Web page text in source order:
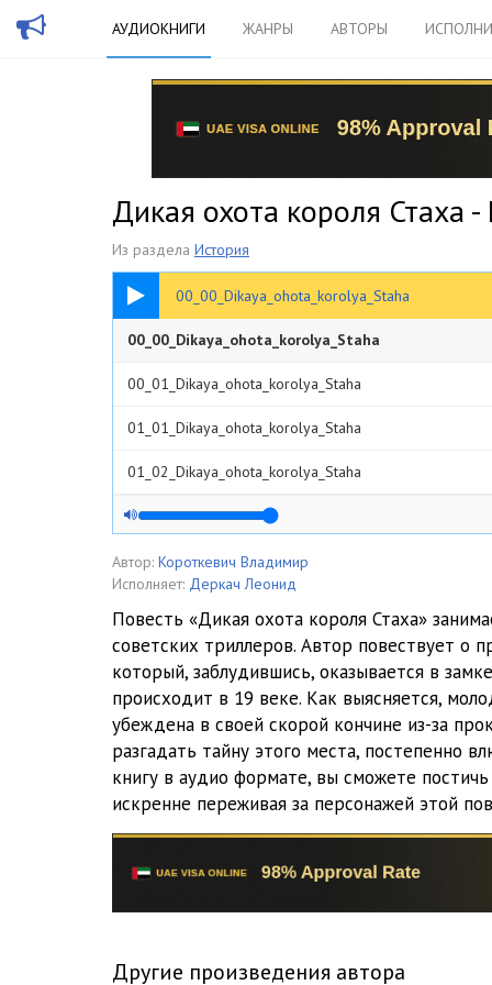
АУДИОКНИГИ ЖАНРЫ АВТОРЫ
Дикая охота короля Стаха
Из раздела История
00_00_Dikaya_ohota_korolya_Staha
00:38
00_00_Dikaya_ohota_korolya_Staha
00_01_Dikaya_ohota_korolya_Staha
01_01_Dikaya_ohota_korolya_Staha
01_02_Dikaya_ohota_korolya_Staha
01_03_Dikaya_ohota_korolya_Staha
01_04_Dikaya_ohota_korolya_Staha
01_06_Dikaya_ohota_korolya_Staha
02_01_Dikaya_ohota_korolya_Staha
02_02_Dikaya_ohota_korolya_Staha
02_03_Dikaya_ohota_korolya_Staha
03_02_Dikaya_ohota_korolya_Staha
03_03_Dikaya_ohota_korolya_Staha
Автор: Короткевич Владимир
Исполняет: Деркач Леонид
Повесть «Дикая охота короля Стаха»
советских триллеров. Автор повествует о
который, заблудившись, оказывается в
происходит в 19 веке. Как выясняется,
убеждена в своей скорой кончине из-за
разгадать тайну этого места, постепенно
книгу в аудио формате, вы сможете
искренне переживая за персонажей этой
Другие произведения автора